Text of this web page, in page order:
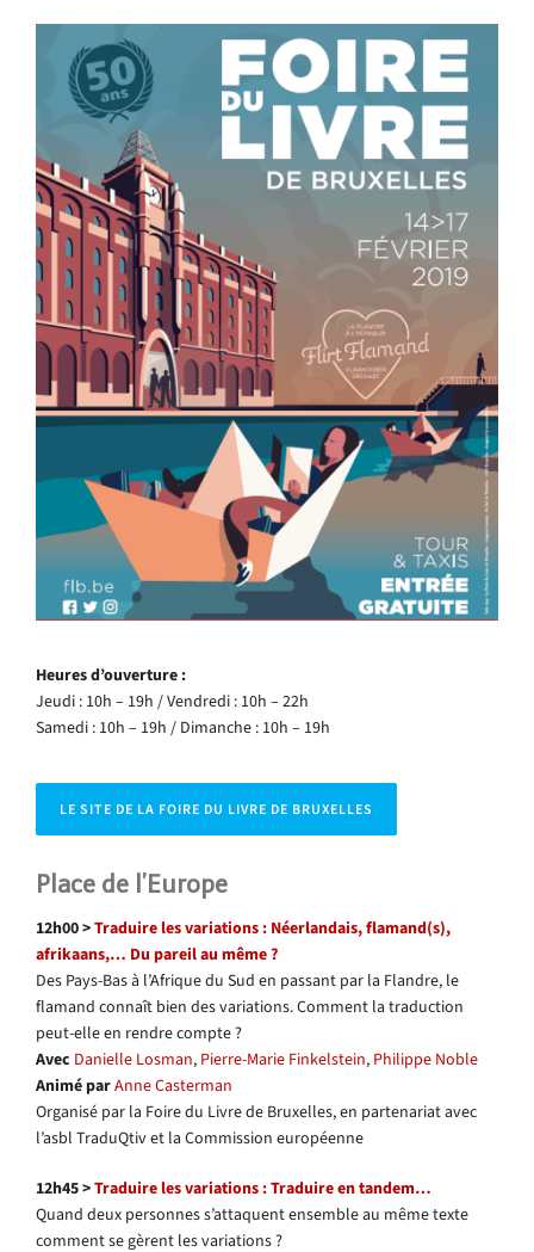
Heures d’ouverture :
Jeudi : 10h – 19h / Vendredi : 10h – 22h
Samedi : 10h – 19h / Dimanche : 10h – 19h
LE SITE DE LA FOIRE DU LIVRE DE BRUXELLES
Place de l’Europe
12h00 >Traduire les variations : Néerlandais, flamand(s),
afrikaans,… Du pareil au même ?
Des Pays-Bas à l’Afrique du Sud en passant par la Flandre, le
flamand connaît bien des variations. Comment la traduction
peut-elle en rendre compte ?
Avec Danielle Losman, Pierre-Marie Finkelstein, Philippe Noble
Animé parAnne Casterman
Organisé par la Foire du Livre de Bruxelles, en partenariat avec
l’asbl TraduQtiv et la Commission européenne
12h45 >Traduire les variations : Traduire en tandem…
Quand deux personnes s’attaquent ensemble au même texte
comment se gèrent les variations ?